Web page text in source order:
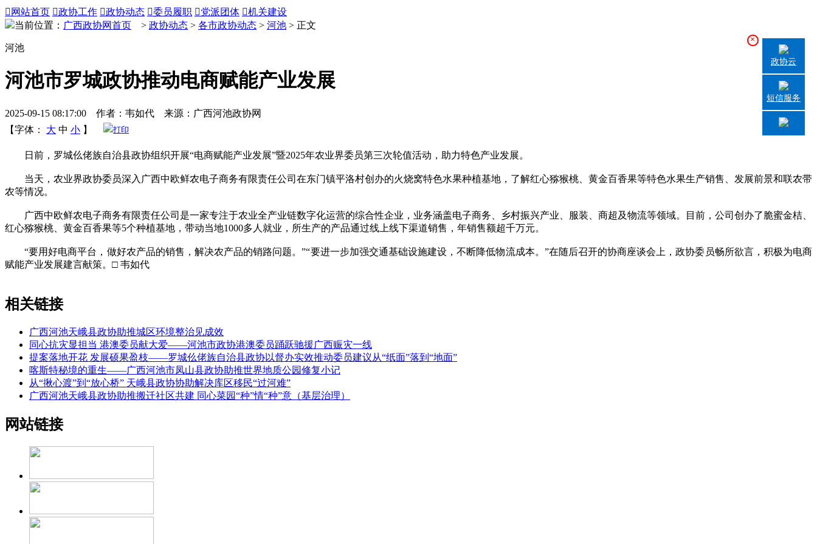
 网站首页 政协工作 政协动态 委员履职 党派团体 机关建设
当前位置： 广西政协网首页 > 政协动态 > 各市政协动态 > 河池 > 正文
河池
河池市罗城政协推动电商赋能产业发展
2025-09-15 08:17:00 作者：韦如代 来源：广西河池政协网
【字体：
大 中 小 】 打印
日前，罗城仫佬族自治县政协组织开展“电商赋能产业发展”暨2025年农业界委员第三次轮值活动，助力特色产业发展。
当天，农业界政协委员深入广西中欧鲜农电子商务有限责任公司在东门镇平洛村创办的火烧窝特色水果种植基地，了解红心猕猴桃、黄金百香果等特色水果生产销售、发展前景和联农带
农等情况。
广西中欧鲜农电子商务有限责任公司是一家专注于农业全产业链数字化运营的综合性企业，业务涵盖电子商务、乡村振兴产业、服装、商超及物流等领域。目前，公司创办了脆蜜金桔、
红心猕猴桃、黄金百香果等5个种植基地，带动当地1000多人就业，所生产的产品通过线上线下渠道销售，年销售额超千万元。
“要用好电商平台，做好农产品的销售，解决农产品的销路问题。”“要进一步加强交通基础设施建设，不断降低物流成本。”在随后召开的协商座谈会上，政协委员畅所欲言，积极为电商
赋能产业发展建言献策。□ 韦如代
相关链接
广西河池天峨县政协助推城区环境整治见成效
同心抗灾显担当 港澳委员献大爱——河池市政协港澳委员踊跃驰援广西赈灾一线
提案落地开花 发展硕果盈枝——罗城仫佬族自治县政协以督办实效推动委员建议从“纸面”落到“地面”
喀斯特秘境的重生——广西河池市凤山县政协助推世界地质公园修复小记
从“揪心渡”到“放心桥” 天峨县政协协助解决库区移民“过河难”
广西河池天峨县政协助推搬迁社区共建 同心菜园“种”情“种”意（基层治理）
网站链接
×
政协云
短信服务